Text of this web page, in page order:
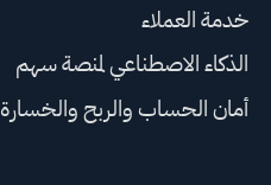
خدمة العملاء
الذكاء الاصطناعي لمنصة سهم
أمان الحساب والربح والخسارة